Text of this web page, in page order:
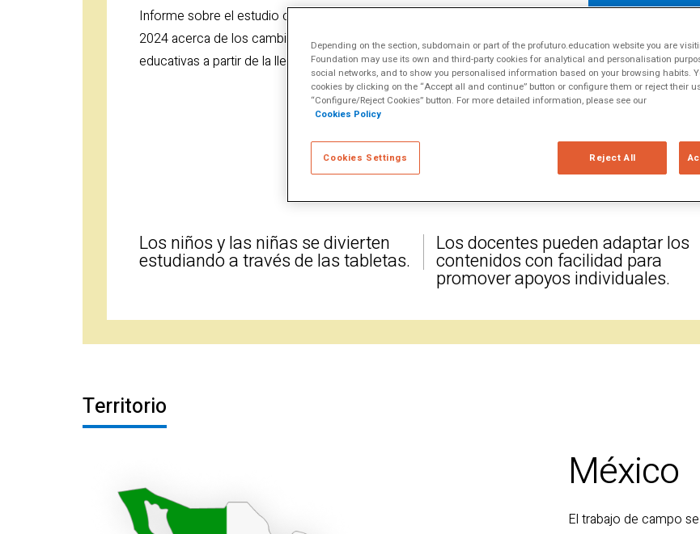
Escuela de Alfabetizaciones
Múltiples
Informe sobre el estudio cualitativo realizado en México durante 2023 y
2024 acerca de los cambios que han experimentado las comunidades
educativas a partir de la llegada del programa ProFuturo a las escuelas
Los niños y las niñas se divierten
estudiando a través de las tabletas.
Los docentes pueden adaptar los
contenidos con facilidad para
promover apoyos individuales.
Territorio
México
El trabajo de campo
Depending on the section, subdomain or part of the profuturo.education website you are
Foundation may use its own and third-party cookies for analytical and personalisation
social networks, and to show you personalised information based on your browsing habits.
cookies by clicking on the “Accept all and continue” button or configure them or reject their
“Configure/Reject Cookies” button. For more detailed information, please see our
Cookies Policy
Cookies Settings Reject All